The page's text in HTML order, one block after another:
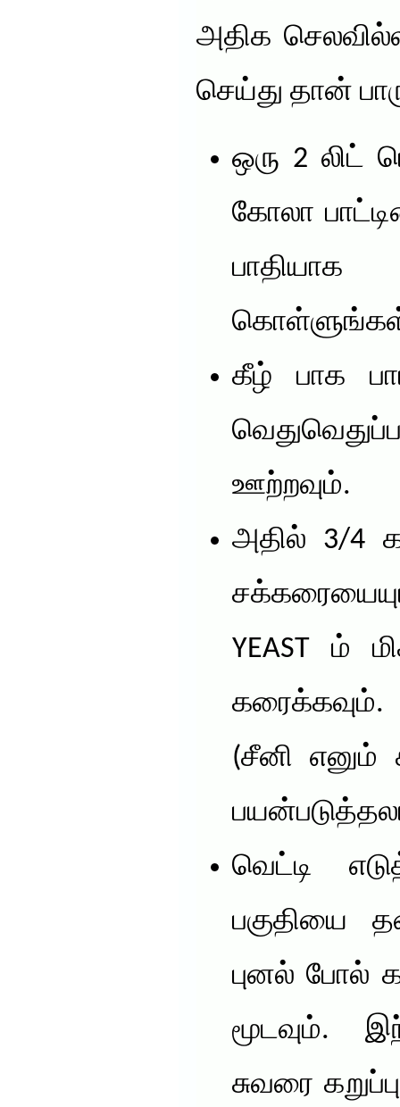
அதிக
செய்து தான்
ஒரு 2 லிட்
கோலா
கீழ் பாக
ஊற்றவும்.
அதில் 3/4
YEAST ம்
கரைக்கவும்.
(சீனி எனும்
வெட்டி
பகுதியை
புனல் போல்
மூடவும்.
சுவரை